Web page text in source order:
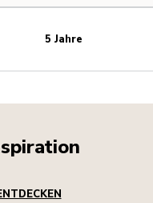
5 Jahre